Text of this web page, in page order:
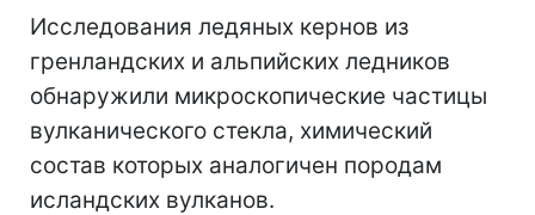
Исследования ледяных кернов из
гренландских и альпийских ледников
обнаружили микроскопические частицы
вулканического стекла, химический
состав которых аналогичен породам
исландских вулканов.